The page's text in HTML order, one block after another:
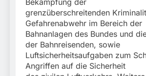
grenzüberschreitenden
Gefahrenabwehr im Bereich der
Bahnanlagen des Bundes und
der Bahnreisenden, sowie
Luftsicherheitsaufgaben zum
Angriffen auf die Sicherheit